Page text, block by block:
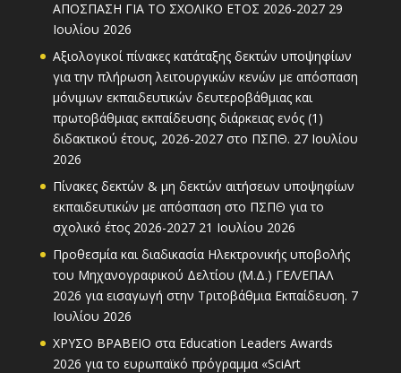
ΑΠΟΣΠΑΣΗ ΓΙΑ ΤΟ ΣΧΟΛΙΚΟ ΕΤΟΣ 2026-2027 29
Ιουλίου 2026
Αξιολογικοί πίνακες κατάταξης δεκτών υποψηφίων
για την πλήρωση λειτουργικών κενών με απόσπαση
μόνιμων εκπαιδευτικών δευτεροβάθμιας και
πρωτοβάθμιας εκπαίδευσης διάρκειας ενός (1)
διδακτικού έτους, 2026-2027 στο ΠΣΠΘ. 27 Ιουλίου
2026
Πίνακες δεκτών & μη δεκτών αιτήσεων υποψηφίων
εκπαιδευτικών με απόσπαση στο ΠΣΠΘ για το
σχολικό έτος 2026-2027 21 Ιουλίου 2026
Προθεσμία και διαδικασία Ηλεκτρονικής υποβολής
του Μηχανογραφικού Δελτίου (Μ.Δ.) ΓΕΛ/ΕΠΑΛ
2026 για εισαγωγή στην Τριτοβάθμια Εκπαίδευση. 7
Ιουλίου 2026
ΧΡΥΣΟ ΒΡΑΒΕΙΟ στα Education Leaders Awards
2026 για το ευρωπαϊκό πρόγραμμα «SciArt